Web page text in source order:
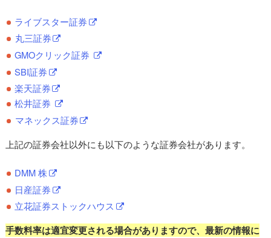
ライブスター証券
丸三証券
GMOクリック証券
SBI証券
楽天証券
松井証券
マネックス証券
上記の証券会社以外にも以下のような証券会社があります。
DMM 株
日産証券
立花証券ストックハウス
手数料率は適宜変更される場合がありますので、最新の情報に